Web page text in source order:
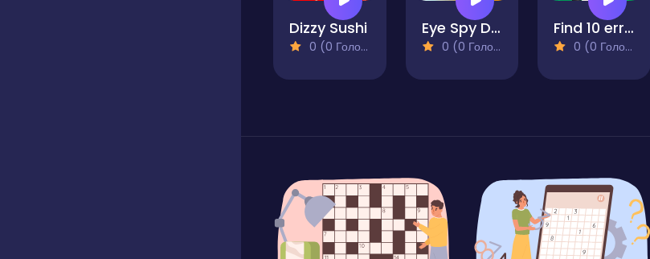
Dizzy Sushi
0 (0 Голосів)
Eye Spy Difference The Garden
0 (0 Голосів)
Find 10 errors - CHRISTMAS
0 (0 Голосів)